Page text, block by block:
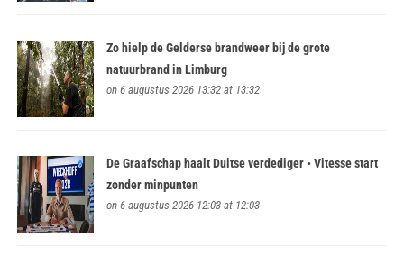
Zo hielp de Gelderse brandweer bij de grote
natuurbrand in Limburg
on 6 augustus 2026 13:32 at 13:32
De Graafschap haalt Duitse verdediger • Vitesse start
zonder minpunten
on 6 augustus 2026 12:03 at 12:03